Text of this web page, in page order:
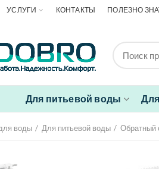
УСЛУГИ КОНТАКТЫ ПОЛЕЗНО
Для питьевой воды
воды Для питьевой воды Обратный